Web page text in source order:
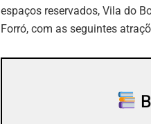
espaços reservados, Vila do
Forró, com as seguintes